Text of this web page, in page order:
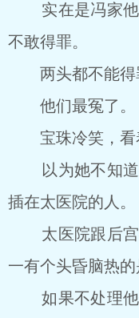
实在是冯家他
不敢得罪。
两头都不能得
他们最冤了。
宝珠冷笑，看
以为她不知道
插在太医院的人。
太医院跟后宫
一有个头昏脑热的
如果不处理他